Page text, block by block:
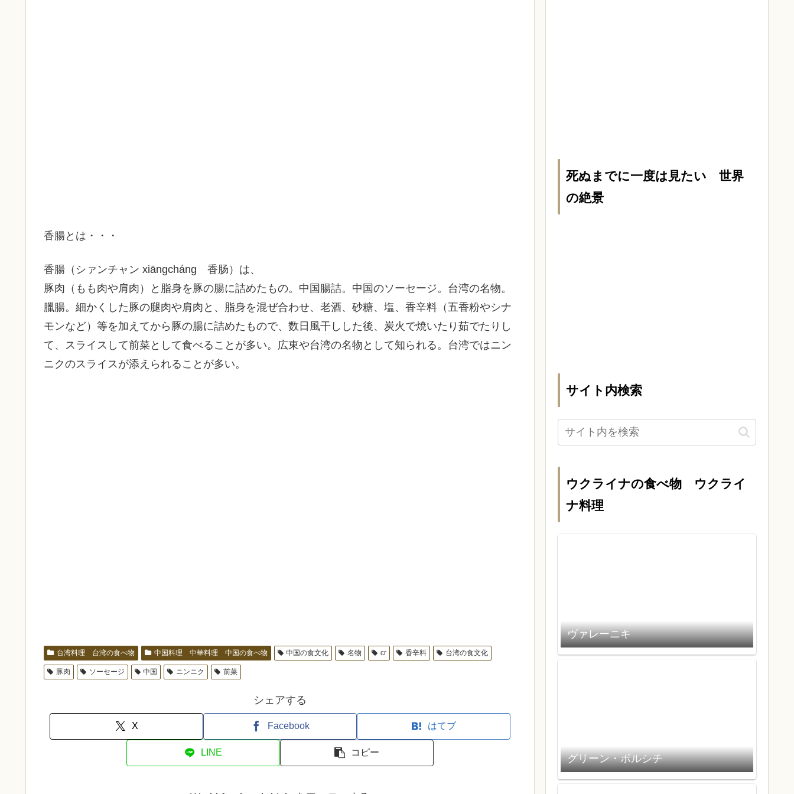
香腸とは・・・
香腸（シァンチャン xiāngcháng 香肠）は、
豚肉（もも肉や肩肉）と脂身を豚の腸に詰めたもの。中国腸詰。中国のソーセージ。台湾の名物。
臘腸。細かくした豚の腿肉や肩肉と、脂身を混ぜ合わせ、老酒、砂糖、塩、香辛料（五香粉やシナ
モンなど）等を加えてから豚の腸に詰めたもので、数日風干しした後、炭火で焼いたり茹でたりし
て、スライスして前菜として食べることが多い。広東や台湾の名物として知られる。台湾ではニン
ニクのスライスが添えられることが多い。
台湾料理 台湾の食べ物 中国料理 中華料理 中国の食べ物 中国の食文化 名物 cr 香辛料 台湾の食文化
豚肉 ソーセージ 中国 ニンニク 前菜
シェアする
X Facebook はてブ
LINE コピー
死ぬまでに一度は見たい 世界
の絶景
サイト内検索
ウクライナの食べ物 ウクライ
ナ料理
ヴァレーニキ
グリーン・ボルシチ